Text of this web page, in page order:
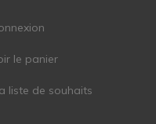
le panier
liste de souhaits